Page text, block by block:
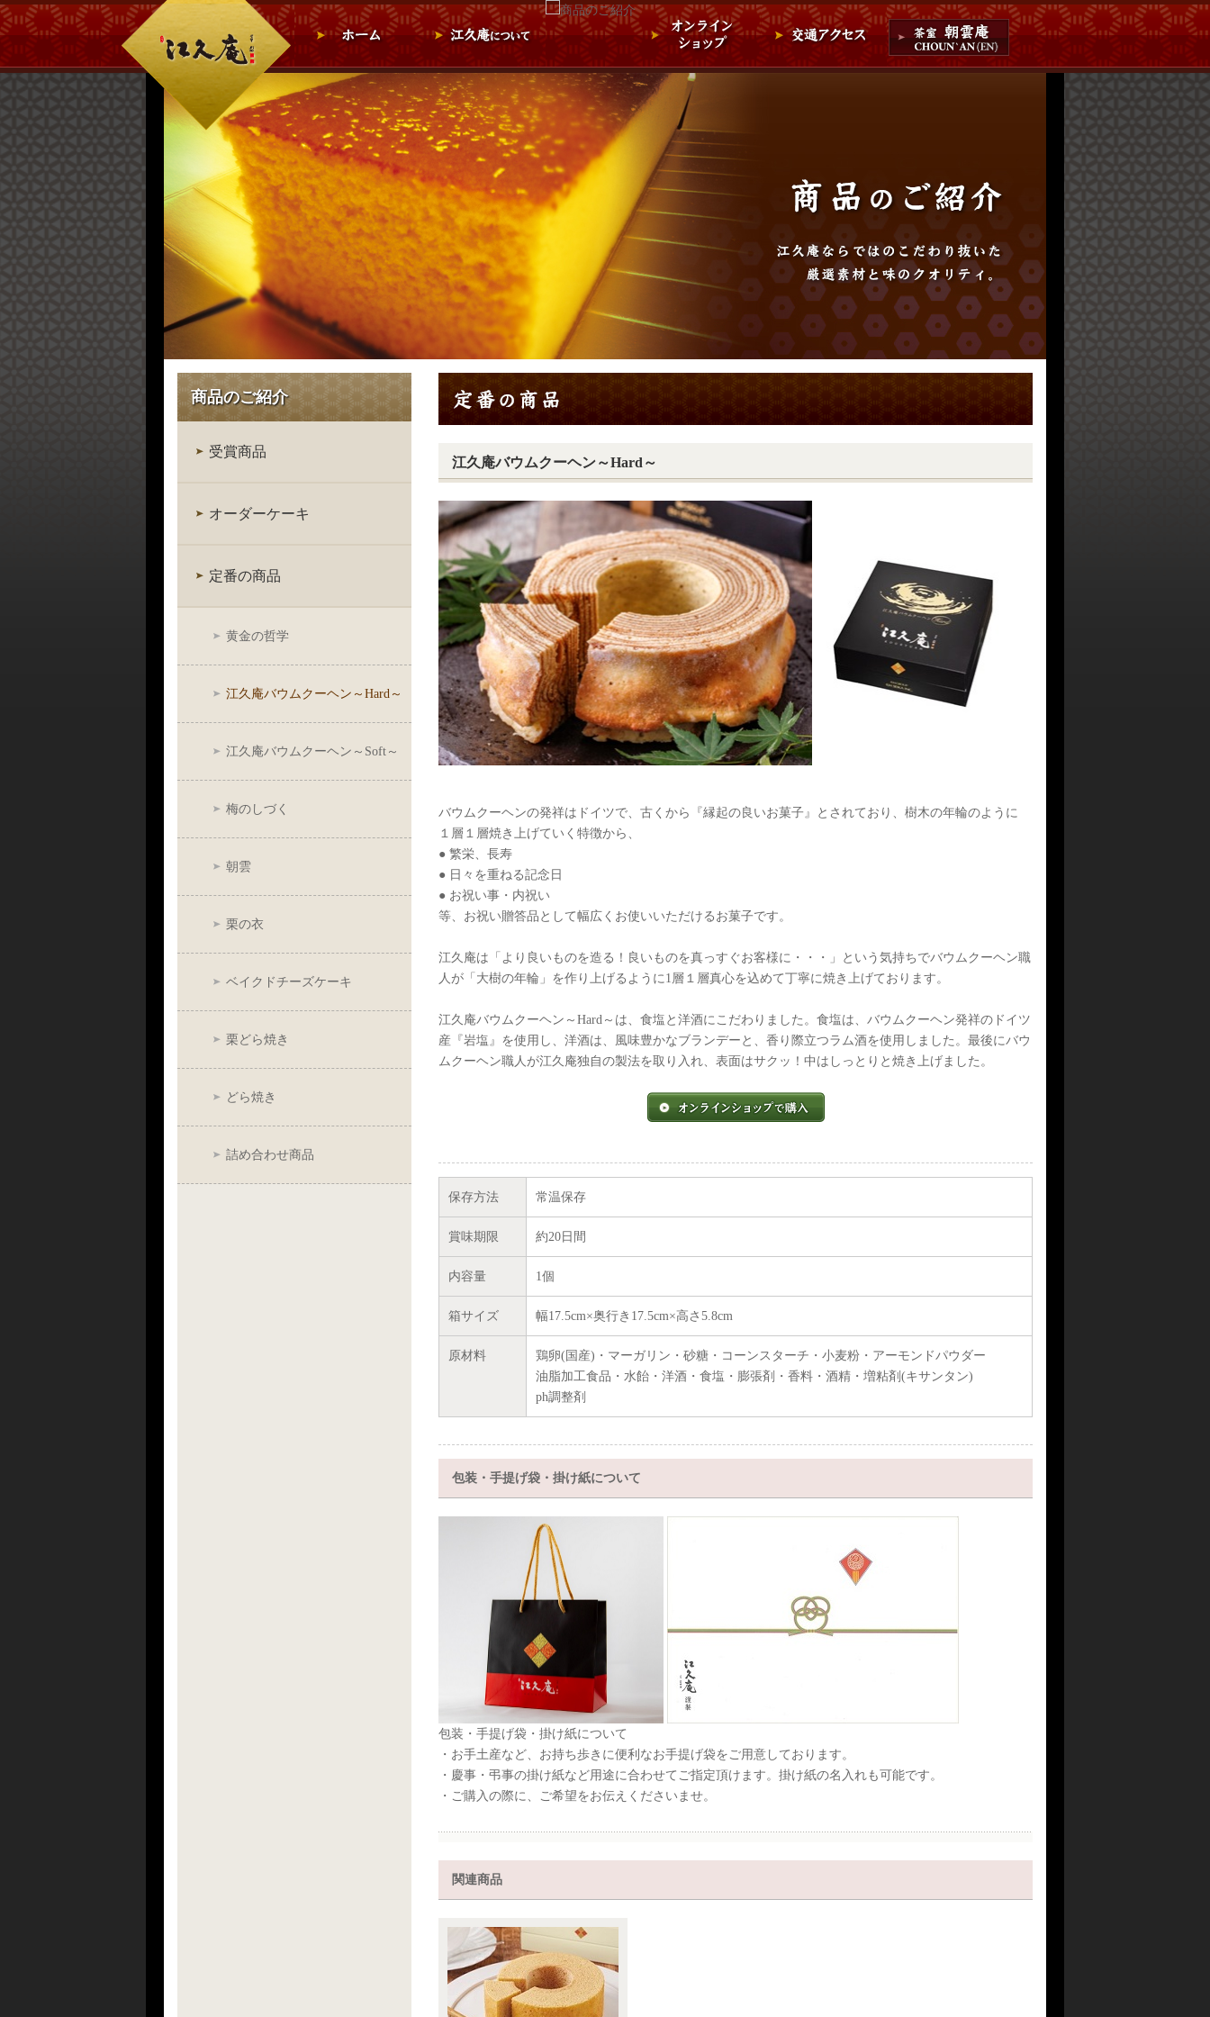
江久庵バウムクーヘン～Hard～
バウムクーヘンの発祥はドイツで、古くから『縁起の良いお菓子』とされており、樹木の年輪のように
１層１層焼き上げていく特徴から、
● 繁栄、長寿
● 日々を重ねる記念日
● お祝い事・内祝い
等、お祝い贈答品として幅広くお使いいただけるお菓子です。
江久庵は「より良いものを造る！良いものを真っすぐお客様に・・・」という気持ちでバウムクーヘン職
人が「大樹の年輪」を作り上げるように1層１層真心を込めて丁寧に焼き上げております。
江久庵バウムクーヘン～Hard～は、食塩と洋酒にこだわりました。食塩は、バウムクーヘン発祥のドイツ
産『岩塩』を使用し、洋酒は、風味豊かなブランデーと、香り際立つラム酒を使用しました。最後にバウ
ムクーヘン職人が江久庵独自の製法を取り入れ、表面はサクッ！中はしっとりと焼き上げました。
保存方法 常温保存
賞味期限 約20日間
内容量 1個
箱サイズ 幅17.5cm×奥行き17.5cm×高さ5.8cm
原材料
鶏卵(国産)・マーガリン・砂糖・コーンスターチ・小麦粉・アーモンドパウダー
油脂加工食品・水飴・洋酒・食塩・膨張剤・香料・酒精・増粘剤(キサンタン)
ph調整剤
包装・手提げ袋・掛け紙について
包装・手提げ袋・掛け紙について
・お手土産など、お持ち歩きに便利なお手提げ袋をご用意しております。
・慶事・弔事の掛け紙など用途に合わせてご指定頂けます。掛け紙の名入れも可能です。
・ご購入の際に、ご希望をお伝えくださいませ。
関連商品
商品のご紹介
受賞商品
オーダーケーキ
定番の商品
黄金の哲学
江久庵バウムクーヘン～Hard～
江久庵バウムクーヘン～Soft～
梅のしづく
朝雲
栗の衣
ベイクドチーズケーキ
栗どら焼き
どら焼き
詰め合わせ商品